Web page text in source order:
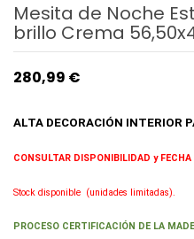
Mesita de Noche
brillo Crema
280,99 €
ALTA DECORACIÓN INTERIOR
CONSULTAR DISPONIBILIDAD y
Stock disponible (unidades limitadas).
PROCESO CERTIFICACIÓN DE LA